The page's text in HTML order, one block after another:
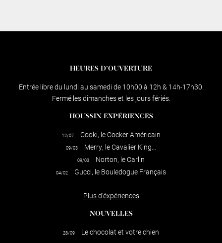
HEURES D’OUVERTURE
Entrée libre du lundi au samedi de 10h00 à 12h & 14h-17h30.
Fermé les dimanches et les jours fériés.
HOUSSIN EXPÉRIENCES
12/07 Cooki, le Cocker Américain
09/03 Merry, le Cavalier King…
09/03 Norton, le Carlin
04/02 Gucci, le Bouledogue Français
Plus d’éxpériences
NOUVELLES
28/09 Le chocolat et votre chien